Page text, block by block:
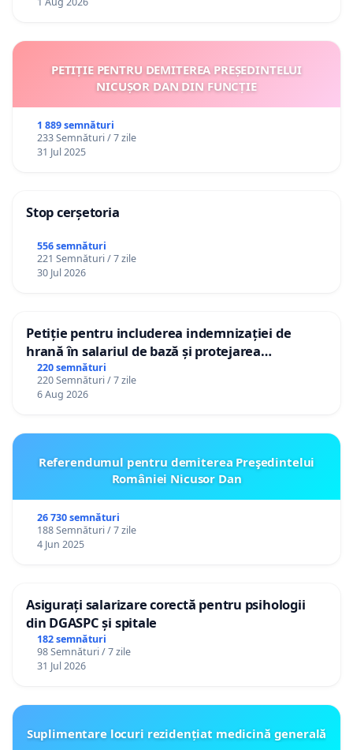
PETIȚIE PENTRU DEMITEREA PREȘEDINTELUI
NICUȘOR DAN DIN FUNCȚIE
1 889 semnături
233 Semnături / 7 zile
31 Jul 2025
Stop cerșetoria
556 semnături
221 Semnături / 7 zile
30 Jul 2026
Petiție pentru includerea indemnizației de
hrană în salariul de bază și protejarea
gradațiilor de vechime pentru asistenții
personali
220 semnături
220 Semnături / 7 zile
6 Aug 2026
Referendumul pentru demiterea Preşedintelui
României Nicusor Dan
26 730 semnături
188 Semnături / 7 zile
4 Jun 2025
Asigurați salarizare corectă pentru psihologii
din DGASPC și spitale
182 semnături
98 Semnături / 7 zile
31 Jul 2026
Suplimentare locuri rezidențiat medicină generală